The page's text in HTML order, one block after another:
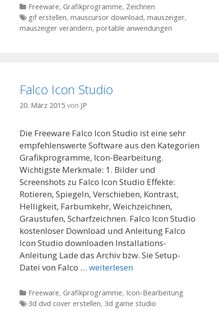
Kategorien
Freeware, Grafikprogramme, Zeichnen
Tags
gif erstellen, mauscursor download, mauszeiger,
mauszeiger verändern, portable anwendungen
Falco Icon Studio
20. März 2015 von JP
Die Freeware Falco Icon Studio ist eine sehr
empfehlenswerte Software aus den Kategorien
Grafikprogramme, Icon-Bearbeitung.
Wichtigste Merkmale: 1. Bilder und
Screenshots zu Falco Icon Studio Effekte:
Rotieren, Spiegeln, Verschieben, Kontrast,
Helligkeit, Farbumkehr, Weichzeichnen,
Graustufen, Scharfzeichnen. Falco Icon Studio
kostenloser Download und Anleitung Falco
Icon Studio downloaden Installations-
Anleitung Lade das Archiv bzw. Sie Setup-
Datei von Falco … weiterlesen
Kategorien
Freeware, Grafikprogramme, Icon-Bearbeitung
Tags
3d dvd cover erstellen, 3d game studio